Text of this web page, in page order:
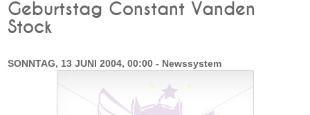
Geburtstag Constant Vanden
Stock
SONNTAG, 13 JUNI 2004, 00:00 - Newssystem